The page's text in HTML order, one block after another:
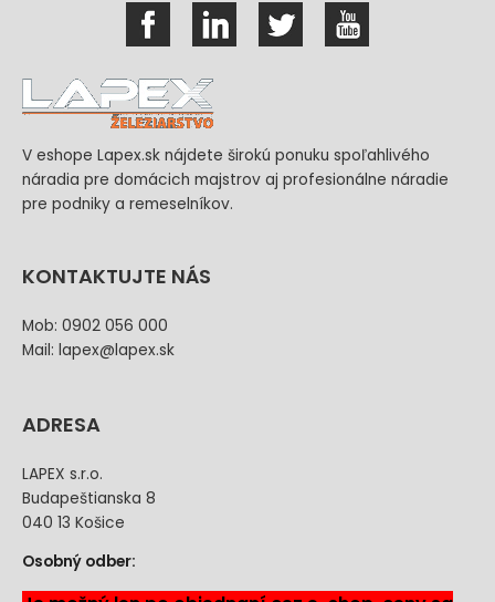
V eshope Lapex.sk nájdete širokú ponuku spoľahlivého
náradia pre domácich majstrov aj profesionálne náradie
pre podniky a remeselníkov.
KONTAKTUJTE NÁS
Mob: 0902 056 000
Mail: lapex@lapex.sk
ADRESA
LAPEX s.r.o.
Budapeštianska 8
040 13 Košice
Osobný odber: